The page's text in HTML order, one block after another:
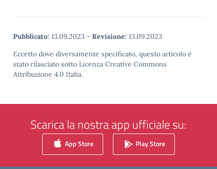
Pubblicato: 13.09.2023 - Revisione: 13.09.2023
Eccetto dove diversamente specificato, questo articolo è
stato rilasciato sotto Licenza Creative Commons
Attribuzione 4.0 Italia.
Scarica la nostra app ufficiale su:
App Store Play Store